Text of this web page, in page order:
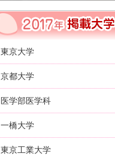
東京大学
京都大学
医学部医学科
一橋大学
東京工業大学